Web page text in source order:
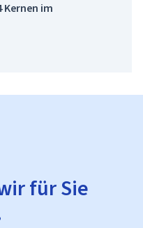
Kernen im
für Sie